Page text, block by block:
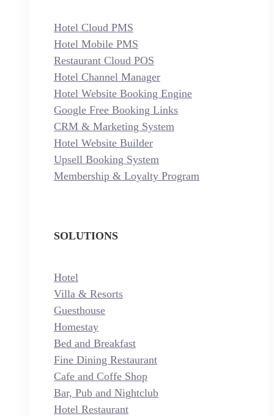
Hotel Cloud PMS
Hotel Mobile PMS
Restaurant Cloud POS
Hotel Channel Manager
Hotel Website Booking Engine
Google Free Booking Links
CRM & Marketing System
Hotel Website Builder
Upsell Booking System
Membership & Loyalty Program
SOLUTIONS
Hotel
Villa & Resorts
Guesthouse
Homestay
Bed and Breakfast
Fine Dining Restaurant
Cafe and Coffe Shop
Bar, Pub and Nightclub
Hotel Restaurant